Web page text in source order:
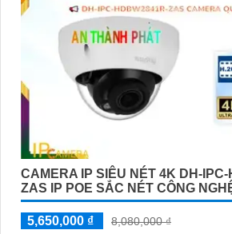
CAMERA IP SIÊU NÉT 4K DH-
ZAS IP POE SẮC NÉT CÔNG
5,650,000 ₫
8,080,000 ₫